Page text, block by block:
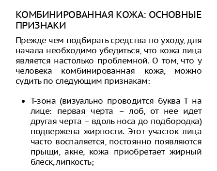
КОМБИНИРОВАННАЯ КОЖА: ОСНОВНЫЕ
ПРИЗНАКИ
Прежде чем подбирать средства по уходу, для
начала необходимо убедиться, что кожа лица
является настолько проблемной. О том, что у
человека комбинированная кожа, можно
судить по следующим признакам:
Т-зона (визуально проводится буква Т на
лице: первая черта – лоб, от нее идет
другая черта – вдоль носа до подбородка)
подвержена жирности. Этот участок лица
часто воспаляется, постоянно появляются
прыщи, акне, кожа приобретает жирный
блеск, липкость;